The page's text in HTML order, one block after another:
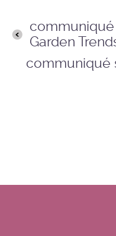
Garden
communiqué